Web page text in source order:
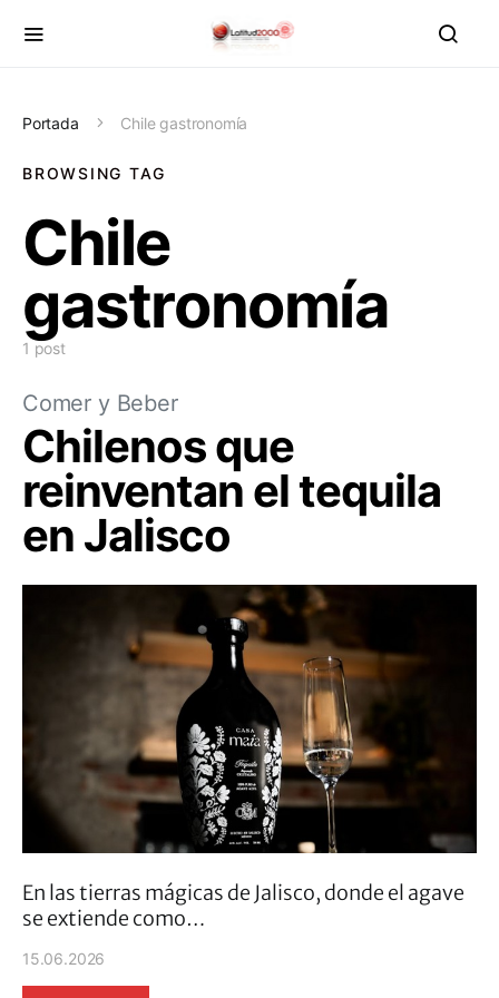
Portada Chile gastronomía
BROWSING TAG
Chile
gastronomía
1 post
Comer y Beber
Chilenos que
reinventan el tequila
en Jalisco
En las tierras mágicas de Jalisco, donde el agave
se extiende como…
15.06.2026